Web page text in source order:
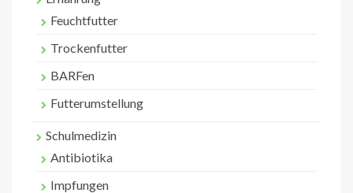
Feuchtfutter
Trockenfutter
BARFen
Futterumstellung
Schulmedizin
Antibiotika
Impfungen